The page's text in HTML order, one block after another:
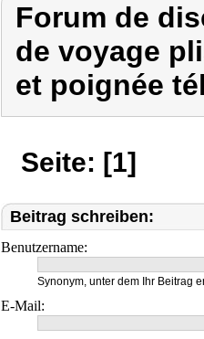
Forum de
de voyage
et poignée
Seite: [1]
Beitrag schreiben:
Benutzername:
Synonym, unter dem Ihr Beitrag
E-Mail: